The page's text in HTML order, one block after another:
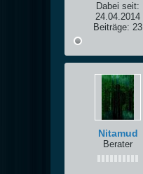
Dabei seit:
24.04.2014
Beiträge: 23
Nitamud
Berater